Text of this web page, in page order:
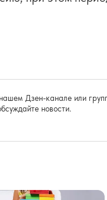
Дзен-канале или
новости.